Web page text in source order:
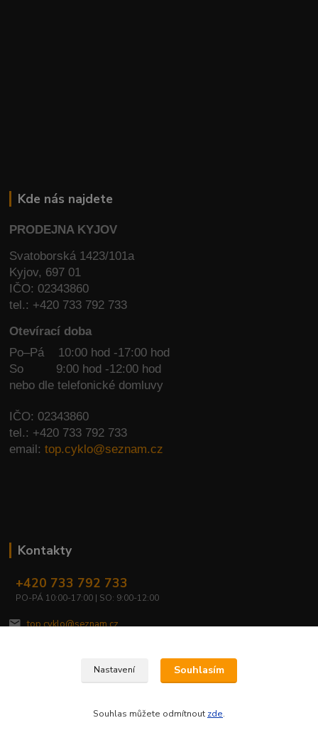
Kde nás najdete
PRODEJNA KYJOV
Svatoborská 1423/101a
Kyjov, 697 01
IČO: 02343860
tel.: +420 733 792 733
Otevírací doba
Po–Pá 10:00 hod -17:00 hod
So
9:00 hod -12:00 hod
nebo dle telefonické domluvy
IČO: 02343860
tel.: +420 733 792 733
email:top.cyklo@seznam.cz
Kontakty
+420 733 792 733
PO-PÁ 10:00-17:00 | SO: 9:00-12:00
top.cyklo@seznam.cz
Nastavení Souhlasím
Souhlas můžete odmítnout zde.